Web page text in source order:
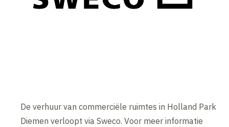
De verhuur van commerciële ruimtes in Holland Park
Diemen verloopt via Sweco. Voor meer informatie